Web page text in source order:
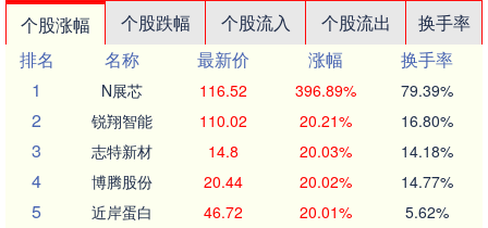
个股涨幅 个股跌幅 个股流入 个股流出
换手率
排名
名称 最新价 涨幅
换手率
1
N展芯 116.52 396.89% 79.39%
2 锐翔智能 110.02 20.21% 16.80%
3 志特新材 14.8 20.03% 14.18%
4 博腾股份 20.44 20.02% 14.77%
5 近岸蛋白 46.72 20.01% 5.62%